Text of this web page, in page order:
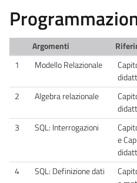
Argomenti
1
Modello Relazionale
2
Algebra relazionale
3
SQL: Interrogazioni
e
4
SQL: Definizione dati